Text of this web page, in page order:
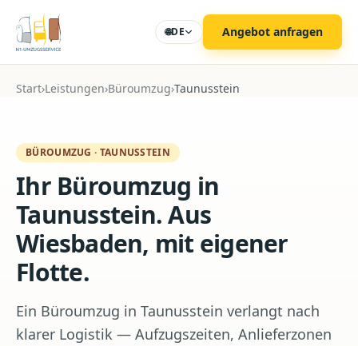
Zum Hauptinhalt
🌐DE Angebot anfragen
Start›Leistungen›Büroumzug›Taunusstein
BÜROUMZUG · TAUNUSSTEIN
Ihr Büroumzug in
Taunusstein. Aus
Wiesbaden, mit eigener
Flotte.
Ein Büroumzug in Taunusstein verlangt nach
klarer Logistik — Aufzugszeiten, Anlieferzonen